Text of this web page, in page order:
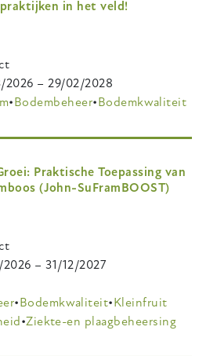
in het veld!
2026 –29/02/2028
Bodembeheer Bodemkwaliteit
Praktische Toepassing van
(John-SuFramBOOST)
2026 –31/12/2027
Bodemkwaliteit Kleinfruit
Ziekte-en plaagbeheersing